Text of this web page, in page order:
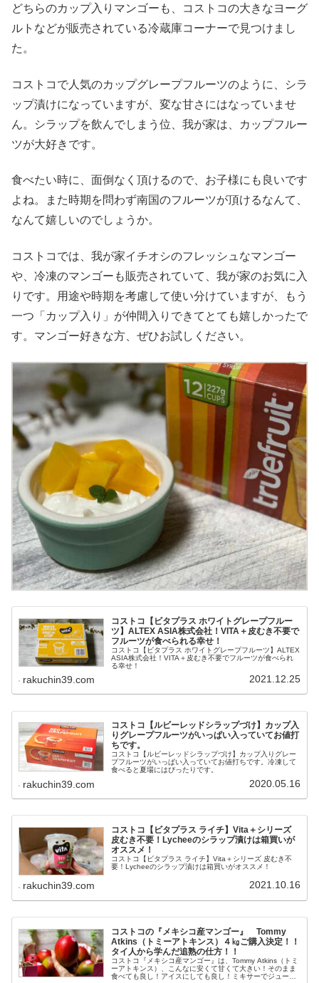
どちらのカップ入りマンゴーも、コストコの大きなヨーグ
ルトなどが販売されている冷蔵庫コーナーで見つけまし
た。
コストコで人気のカップグレープフルーツのように、シラ
ップ漬けになっていますが、変な甘さにはなっていませ
ん。シラップを飲んでしまう位、我が家は、カップフルー
ツが大好きです。
食べたい時に、面倒なく頂けるので、お子様にも良いです
よね。また時期を問わず南国のフルーツが頂けるなんて、
なんて嬉しいのでしょうか。
コストコでは、我が家イチオシのフレッシュなマンゴー
や、冷凍のマンゴーも販売されていて、我が家のお気に入
りです。用途や時期を考慮して使い分けていますが、もう
一つ「カップ入り」が仲間入りできてとても嬉しかったで
す。マンゴー好きな方、ぜひお試しください。
コストコ【ビタプラス ホワイトグレープフルー
ツ】ALTEX ASIA株式会社！VITA＋皮むき不要で
フルーツが食べられる幸せ！
コストコ【ビタプラス ホワイトグレープフルーツ】ALTEX
ASIA株式会社！VITA＋皮むき不要でフルーツが食べられ
る幸せ！
rakuchin39.com 2021.12.25
コストコ【ルビーレッドシラップづけ】カップ入
りグレープフルーツがいっぱい入っていてお値打
ちです。
コストコ【ルビーレッドシラップづけ】カップ入りグレー
プフルーツがいっぱい入っていてお値打ちです。冷凍して
食べると夏場にはぴったりです。
rakuchin39.com 2020.05.16
コストコ【ビタプラス ライチ】Vita＋シリーズ
皮むき不要！Lycheeのシラップ漬けは箱買いが
オススメ！
コストコ【ビタプラス ライチ】Vita＋シリーズ 皮むき不
要！Lycheeのシラップ漬けは箱買いがオススメ！
rakuchin39.com 2021.10.16
コストコの『メキシコ産マンゴー』 Tommy
Atkins（トミーアトキンス）４㎏ご購入決定！！
タイ人から学んだ追熟の仕方！！
コストコ『メキシコ産マンゴー』は、Tommy Atkins（トミ
ーアトキンス）、こんなに安くて甘くて大きい！そのまま
食べても良し！アイスにしても良し！ミキサーでジュース